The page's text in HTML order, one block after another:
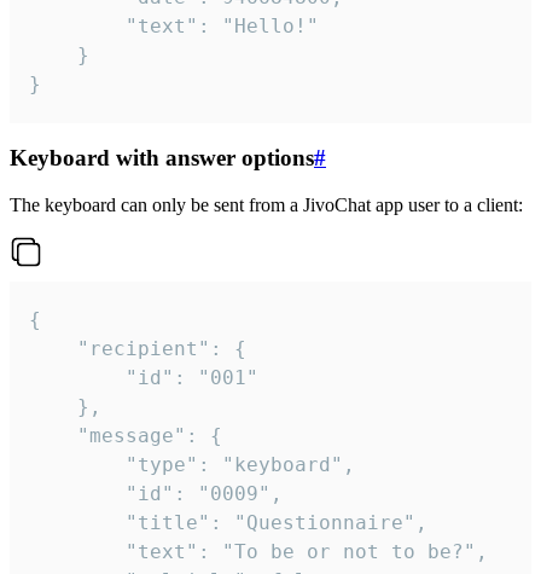
}
Keyboard with answer options#
The keyboard can only be sent from a JivoChat app user to a client:
{